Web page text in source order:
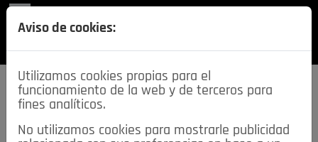
SECCIONES
Aviso de cookies:
Utilizamos cookies propias para el
funcionamiento de la web y de terceros para
fines analíticos.
No utilizamos cookies para mostrarle publicidad